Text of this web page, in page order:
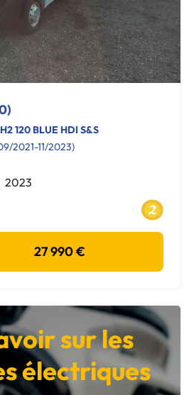
120 BLUE HDI S&S
2021-11/2023)
2023
27 990 €
sur les
électriques